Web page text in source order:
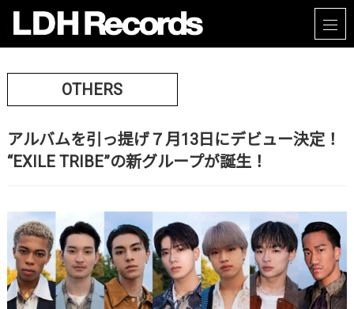
OTHERS
アルバムを引っ提げ７月13日にデビュー決定！
“EXILE TRIBE”の新グループが誕生！